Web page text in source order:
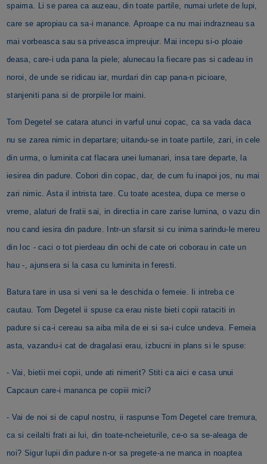
spaima. Li se parea ca auzeau, din toate partile, numai urlete de lupi,
care se apropiau ca sa-i manance. Aproape ca nu mai indrazneau sa
mai vorbeasca sau sa priveasca impreujur. Mai incepu si-o ploaie
deasa, care-i uda pana la piele; alunecau la fiecare pas si cadeau in
noroi, de unde se ridicau iar, murdari din cap pana-n picioare,
stanjeniti pana si de prorpiile lor maini.
Tom Degetel se catara atunci in varful unui copac, ca sa vada daca
nu se zarea nimic in departare; uitandu-se in toate partile, zari, in cele
din urma, o luminita cat flacara unei lumanari, insa tare departe, la
iesirea din padure. Cobori din copac, dar, de cum fu inapoi jos, nu mai
zari nimic. Asta il intrista tare. Cu toate acestea, dupa ce merse o
vreme, alaturi de fratii sai, in directia in care zarise lumina, o vazu din
nou cand iesira din padure. Intr-un sfarsit si cu inima sarindu-le mereu
din loc - caci o tot pierdeau din ochi de cate ori coborau in cate un
hau -, ajunsera si la casa cu luminita in feresti.
Batura tare in usa si veni sa le deschida o femeie. Ii intreba ce
cautau. Tom Degetel ii spuse ca erau niste bieti copii rataciti in
padure si ca-i cereau sa aiba mila de ei si sa-i culce undeva. Femeia
asta, vazandu-i cat de dragalasi erau, izbucni in plans si le spuse:
- Vai, bietii mei copii, unde ati nimerit? Stiti ca aici e casa unui
Capcaun care-i mananca pe copiii mici?
- Vai de noi si de capul nostru, ii raspunse Tom Degetel care tremura,
ca si ceilalti frati ai lui, din toate-ncheieturile, ce-o sa se-aleaga de
noi? Sigur lupii din padure n-or sa pregete-a ne manca in noaptea